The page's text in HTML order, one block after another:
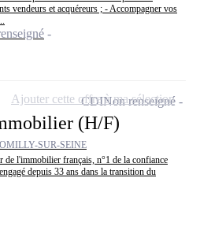
vendeurs et acquéreurs ; - Accompagner vos
(H/F)
SUR-SEINE
de l'immobilier français, n°1 de la confiance
depuis 33 ans dans la transition du
CDINon renseigné
Ajouter cette offre à ma sélection